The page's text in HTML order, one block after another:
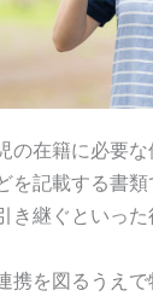
の在籍に必要な
を記載する書
き継ぐといった
携を図るうえ